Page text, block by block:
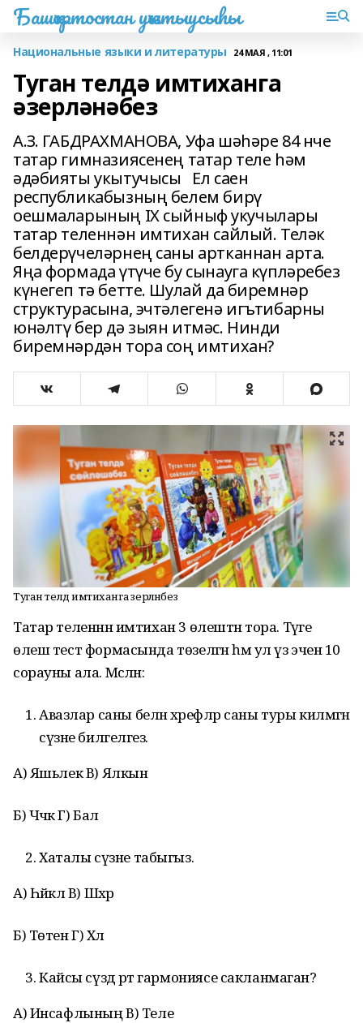
Башҡортостан уҡытыусыһы
Национальные языки и литературы 24 МАЯ , 11:01
Туган телдә имтиханга
әзерләнәбез
А.З. ГАБДРАХМАНОВА, Уфа шәһәре 84 нче
татар гимназиясенең татар теле һәм
әдәбияты укытучысы Ел саен
республикабызның белем бирү
оешмаларының IX сыйныф укучылары
татар теленнән имтихан сайлый. Теләк
белдерүчеләрнең саны артканнан арта.
Яңа формада үтүче бу сынауга күпләребез
күнегеп тә бетте. Шулай да биремнәр
структурасына, эчтәлегенә игътибарны
юнәлтү бер дә зыян итмәс. Нинди
биремнәрдән тора соң имтихан?
Туган телдә имтиханга әзерләнәбез
Татар теленнән имтихан 3 өлештән тора. Тәүге
өлеш тест формасында төзелгән һәм ул үз эченә 10
сорауны ала. Мәсәлән:
Авазлар саны белән хәрефләр саны туры килмәгән
сүзне билгеләгез.
А) Яшьлек В) Ялкын
Б) Чәчәк Г) Бал
Хаталы сүзне табыгыз.
А) Һәйкәл В) Шәхәр
Б) Төтен Г) Хәл
Кайсы сүздә рәт гармониясе сакланмаган?
А) Инсафлының В) Теле